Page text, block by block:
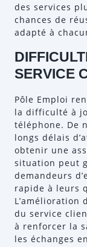
des services
chances de
adapté à
SERVICE
Pôle Emploi
la difficulté à
téléphone. De
longs délais
obtenir une
situation peut
demandeurs
rapide à leurs
L’amélioration
du service
à renforcer la
les échanges